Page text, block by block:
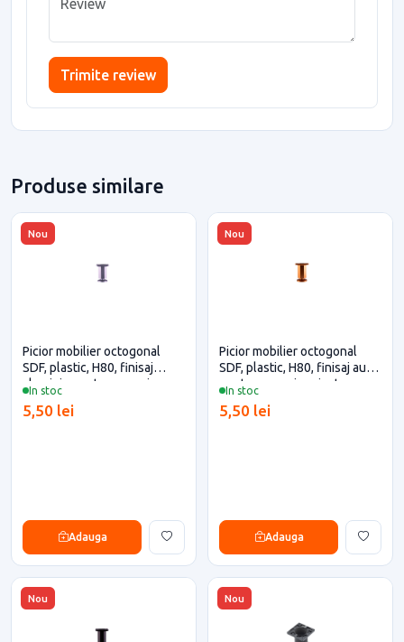
Trimite review
Produse similare
Nou
In stoc
Picior mobilier octogonal
SDF, plastic, H80, finisaj
aluminiu pentru casa si
5,50 lei
Adauga
Nou
In stoc
Picior mobilier octogonal
SDF, plastic, H80, finisaj auriu
pentru casa si proiecte
5,50 lei
Adauga
Nou Nou